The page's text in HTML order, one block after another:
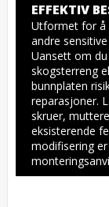
EFFEKTIV
Utformet for å
andre
Uansett om
skogsterreng
bunnplaten
reparasjoner.
skruer,
eksisterende
modifisering